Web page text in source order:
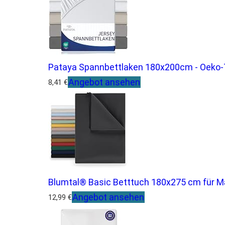
Pataya Spannbettlaken 180x200cm - Oeko-
8,41 €Angebot ansehen
Blumtal® Basic Betttuch 180x275 cm für
12,99 €Angebot ansehen